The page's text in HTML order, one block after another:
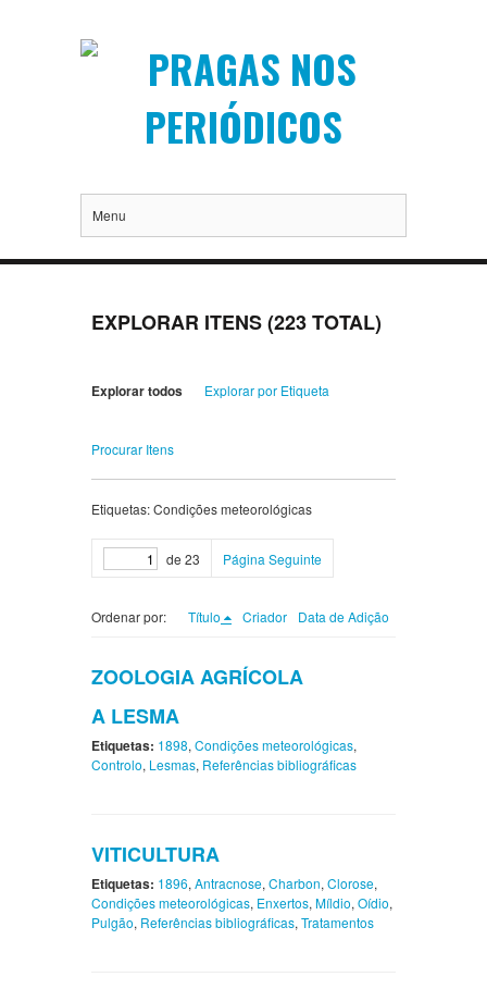
Menu
EXPLORAR ITENS (223 TOTAL)
Explorar todos Explorar por Etiqueta
Procurar Itens
Etiquetas: Condições meteorológicas
de 23 Página Seguinte
Ordenar por: Título Criador Data de Adição
ZOOLOGIA AGRÍCOLA
A LESMA
Etiquetas: 1898, Condições meteorológicas,
Controlo, Lesmas, Referências bibliográficas
VITICULTURA
Etiquetas: 1896, Antracnose, Charbon, Clorose,
Condições meteorológicas, Enxertos, Míldio, Oídio,
Pulgão, Referências bibliográficas, Tratamentos